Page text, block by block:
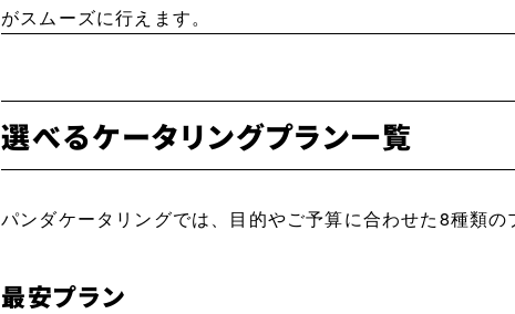
がスムーズに行えます。
選べるケータリングプラン一覧
パンダケータリングでは、目的やご予算に合わせた8種類
最安プラン